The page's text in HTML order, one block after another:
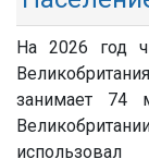
На 2026 год
занимает 74